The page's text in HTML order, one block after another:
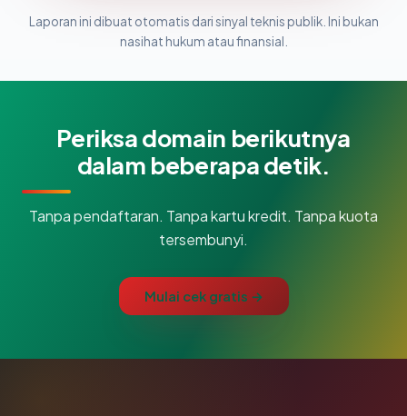
Laporan ini dibuat otomatis dari sinyal teknis publik. Ini bukan
nasihat hukum atau finansial.
Periksa domain berikutnya
dalam beberapa detik.
Tanpa pendaftaran. Tanpa kartu kredit. Tanpa kuota
tersembunyi.
Mulai cek gratis →